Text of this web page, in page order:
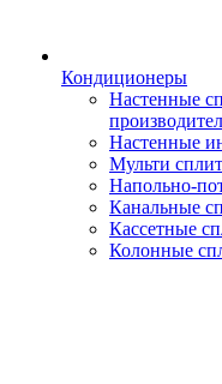
Кондиционеры
Настенные
Настенные
Мульти
Напольно-
Канальные
Кассетные
Колонные